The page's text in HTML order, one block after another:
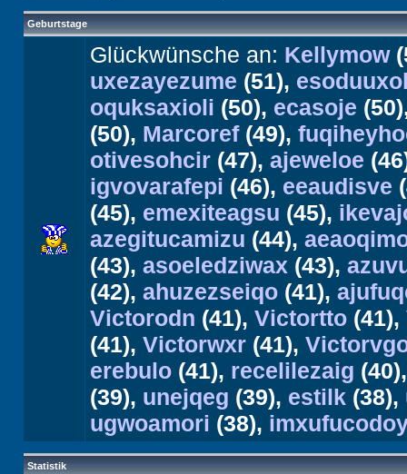
Geburtstage
Glückwünsche an: Kellymow
uxezayezume (51),
oquksaxioli (50), ecasoje
(50), Marcoref(49),
otivesohcir (47), ajeweloe
igvovarafepi (46), eeaudisve
(45), emexiteagsu (45),
azegitucamizu (44),
(43), asoeledziwax (43),
(42), ahuzezseiqo (41),
Victorodn (41), Victortto (41),
(41), Victorwxr (41),
erebulo (41), recelilezaig
(39), unejqeg (39), estilk (38),
ugwoamori (38),
Statistik